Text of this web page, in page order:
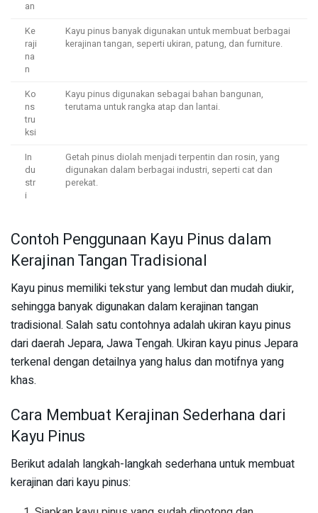
an
Ke
raji
na
n
Kayu pinus banyak digunakan untuk membuat berbagai
kerajinan tangan, seperti ukiran, patung, dan furniture.
Ko
ns
tru
ksi
Kayu pinus digunakan sebagai bahan bangunan,
terutama untuk rangka atap dan lantai.
In
du
str
i
Getah pinus diolah menjadi terpentin dan rosin, yang
digunakan dalam berbagai industri, seperti cat dan
perekat.
Contoh Penggunaan Kayu Pinus dalam
Kerajinan Tangan Tradisional
Kayu pinus memiliki tekstur yang lembut dan mudah diukir,
sehingga banyak digunakan dalam kerajinan tangan
tradisional. Salah satu contohnya adalah ukiran kayu pinus
dari daerah Jepara, Jawa Tengah. Ukiran kayu pinus Jepara
terkenal dengan detailnya yang halus dan motifnya yang
khas.
Cara Membuat Kerajinan Sederhana dari
Kayu Pinus
Berikut adalah langkah-langkah sederhana untuk membuat
kerajinan dari kayu pinus: